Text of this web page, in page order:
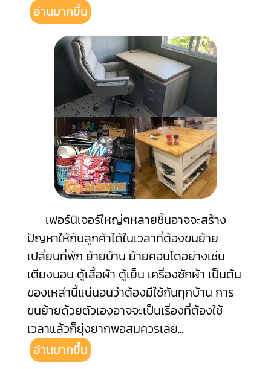
อ่านมากขึ้น
เฟอร์นิเจอร์ใหญ่ๆหลายชิ้นอาจจะสร้าง
ปัญหาให้กับลูกค้าได้ในเวลาที่ต้องขนย้าย
เปลี่ยนที่พัก ย้ายบ้าน ย้ายคอนโดอย่างเช่น
เตียงนอน ตู้เสื้อผ้า ตู้เย็น เครื่องซักผ้า เป็นต้น
ของเหล่านี้แน่นอนว่าต้องมีใช้กันทุกบ้าน การ
ขนย้ายด้วยตัวเองอาจจะเป็นเรื่องที่ต้องใช้
เวลาแล้วก็ยุ่งยากพอสมควรเลย...
อ่านมากขึ้น